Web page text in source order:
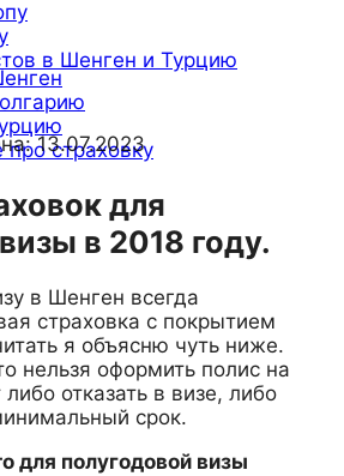
в Шенген и Турцию
страховку
13.07.2023
для
в 2018 году.
в Шенген всегда
страховка с покрытием
я объясню чуть ниже.
нельзя оформить полис на
отказать в визе, либо
срок.
для полугодовой визы